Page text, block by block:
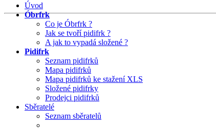
Úvod
Óbrfrk
Co je Óbrfrk ?
Jak se tvoří pidifrk ?
A jak to vypadá složené ?
Pidifrk
Seznam pidifrků
Mapa pidifrků
Mapa pidifrků ke stažení XLS
Složené pidifrky
Prodejci pidifrků
Sběratelé
Seznam sběratelů